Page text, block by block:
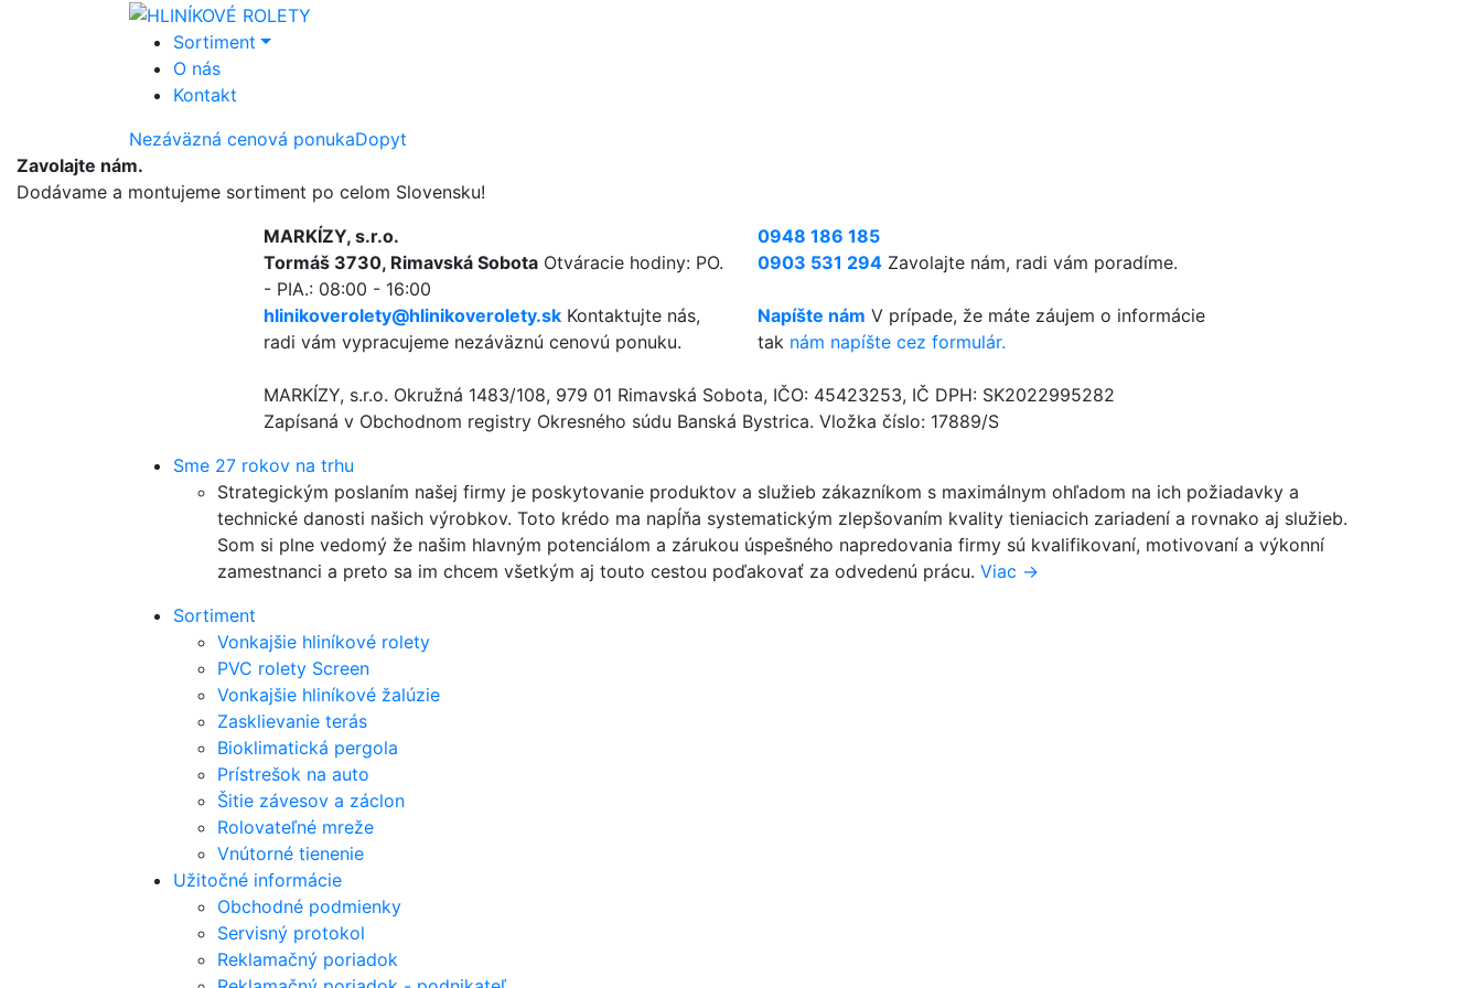
Sortiment
O nás
Kontakt
Nezáväzná cenová ponukaDopyt
Zavolajte nám.
Dodávame a montujeme sortiment po celom Slovensku!
MARKÍZY, s.r.o.
Tormáš 3730, Rimavská Sobota Otváracie hodiny: PO.
- PIA.: 08:00 - 16:00
0948 186 185
0903 531 294 Zavolajte nám, radi vám poradíme.
hlinikoverolety@hlinikoverolety.sk Kontaktujte nás,
radi vám vypracujeme nezáväznú cenovú ponuku.
Napíšte nám V prípade, že máte záujem o informácie
tak nám napíšte cez formulár.
MARKÍZY, s.r.o. Okružná 1483/108, 979 01 Rimavská Sobota, IČO: 45423253, IČ DPH: SK2022995282
Zapísaná v Obchodnom registry Okresného súdu Banská Bystrica. Vložka číslo: 17889/S
Sme 27 rokov na trhu
Strategickým poslaním našej firmy je poskytovanie produktov a služieb zákazníkom s maximálnym ohľadom na ich požiadavky a
technické danosti našich výrobkov. Toto krédo ma napĺňa systematickým zlepšovaním kvality tieniacich zariadení a rovnako aj služieb.
Som si plne vedomý že našim hlavným potenciálom a zárukou úspešného napredovania firmy sú kvalifikovaní, motivovaní a výkonní
zamestnanci a preto sa im chcem všetkým aj touto cestou poďakovať za odvedenú prácu. Viac →
Sortiment
Vonkajšie hliníkové rolety
PVC rolety Screen
Vonkajšie hliníkové žalúzie
Zasklievanie terás
Bioklimatická pergola
Prístrešok na auto
Šitie závesov a záclon
Rolovateľné mreže
Vnútorné tienenie
Užitočné informácie
Obchodné podmienky
Servisný protokol
Reklamačný poriadok